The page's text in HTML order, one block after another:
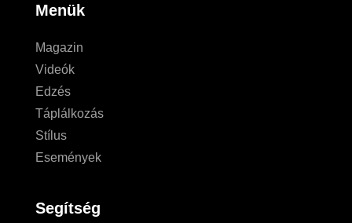
Menük
Magazin
Videók
Edzés
Táplálkozás
Stílus
Események
Segítség